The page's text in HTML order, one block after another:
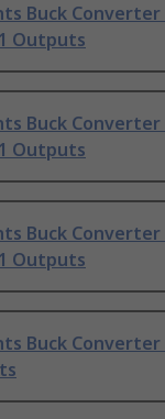
Buck Converter
Outputs
Buck Converter
Outputs
Buck Converter
Outputs
Buck